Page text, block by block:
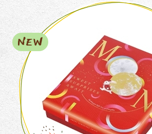
NEW